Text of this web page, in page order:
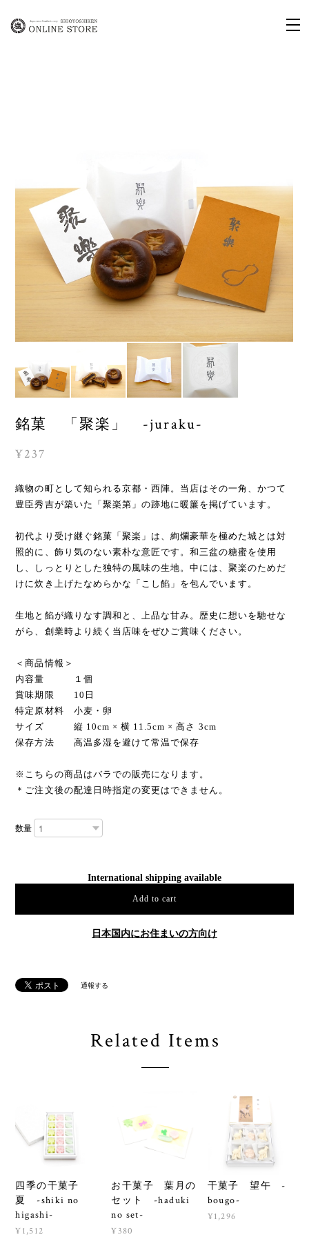
銘菓 「聚楽」 -juraku-
¥237
織物の町として知られる京都・西陣。当店はその一角、かつて
豊臣秀吉が築いた「聚楽第」の跡地に暖簾を掲げています。
初代より受け継ぐ銘菓「聚楽」は、絢爛豪華を極めた城とは対
照的に、飾り気のない素朴な意匠です。和三盆の糖蜜を使用
し、しっとりとした独特の風味の生地。中には、聚楽のためだ
けに炊き上げたなめらかな「こし餡」を包んでいます。
生地と餡が織りなす調和と、上品な甘み。歴史に想いを馳せな
がら、創業時より続く当店味をぜひご賞味ください。
＜商品情報＞
内容量 １個
賞味期限 10日
特定原材料 小麦・卵
サイズ 縦 10cm × 横 11.5cm × 高さ 3cm
保存方法 高温多湿を避けて常温で保存
※こちらの商品はバラでの販売になります。
＊ご注文後の配達日時指定の変更はできません。
数量
International shipping available
Add to cart
日本国内にお住まいの方向け
通報する
Related Items
四季の干菓子
夏 -shiki no
higashi-
¥1,512
お干菓子 葉月の
セット -haduki
no set-
¥380
干菓子 望午 -
bougo-
¥1,296